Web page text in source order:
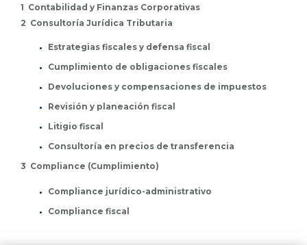
1 Contabilidad y Finanzas Corporativas
2 Consultoría Jurídica Tributaria
Estrategias fiscales y defensa fiscal
Cumplimiento de obligaciones fiscales
Devoluciones y compensaciones de impuestos
Revisión y planeación fiscal
Litigio fiscal
Consultoría en precios de transferencia
3 Compliance (Cumplimiento)
Compliance jurídico-administrativo
Compliance fiscal